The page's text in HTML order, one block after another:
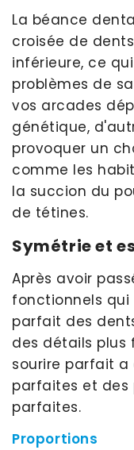
La béance
croisée de
inférieure, ce
problèmes de
vos arcades
génétique,
provoquer un
comme les
la succion du
de tétines.
Symétrie et
Après avoir
fonctionnels
parfait des
des détails plus
sourire parfait a
parfaites et des
parfaites.
Proportions